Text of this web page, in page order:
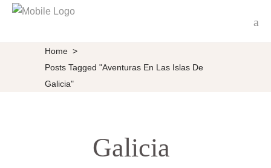
Home >
Posts Tagged "Aventuras En Las Islas De
Galicia"
Galicia